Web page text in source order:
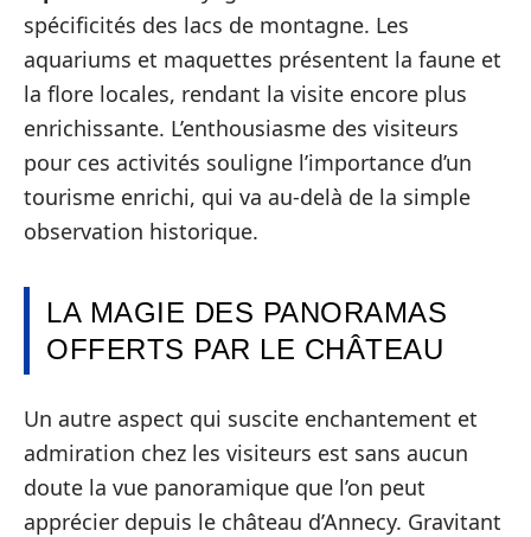
spécificités des lacs de montagne. Les
aquariums et maquettes présentent la faune et
la flore locales, rendant la visite encore plus
enrichissante. L’enthousiasme des visiteurs
pour ces activités souligne l’importance d’un
tourisme enrichi, qui va au-delà de la simple
observation historique.
LA MAGIE DES PANORAMAS
OFFERTS PAR LE CHÂTEAU
Un autre aspect qui suscite enchantement et
admiration chez les visiteurs est sans aucun
doute la vue panoramique que l’on peut
apprécier depuis le château d’Annecy. Gravitant